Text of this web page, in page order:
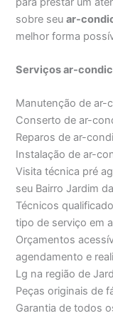
sobre seuar-
melhor forma
Serviços ar-
Manutenção de ar-
Conserto de ar-
Reparos de ar-
Instalação de ar-
Visita técnica pré
seu Bairro Jardim
Técnicos
tipo de serviço em
Orçamentos
agendamento e
Lg na região de
Peças originais de
Garantia de todos